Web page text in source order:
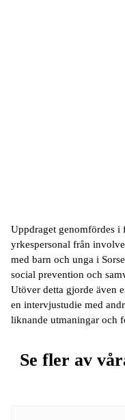
Uppdraget genomfördes i
yrkespersonal från
med barn och unga i
social prevention och
Utöver detta gjorde även
en intervjustudie med
liknande utmaningar och
Se fler av